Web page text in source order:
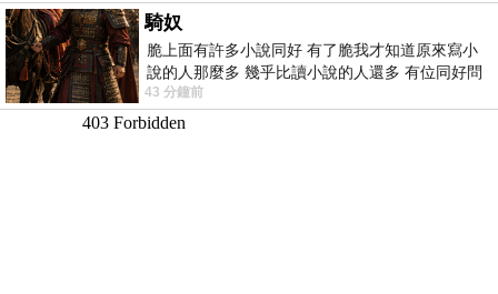
騎奴
脆上面有許多小說同好 有了脆我才知道原來寫小
說的人那麼多 幾乎比讀小說的人還多 有位同好問
了一個問題 她說為什麼高中文學獎的
43 分鐘前